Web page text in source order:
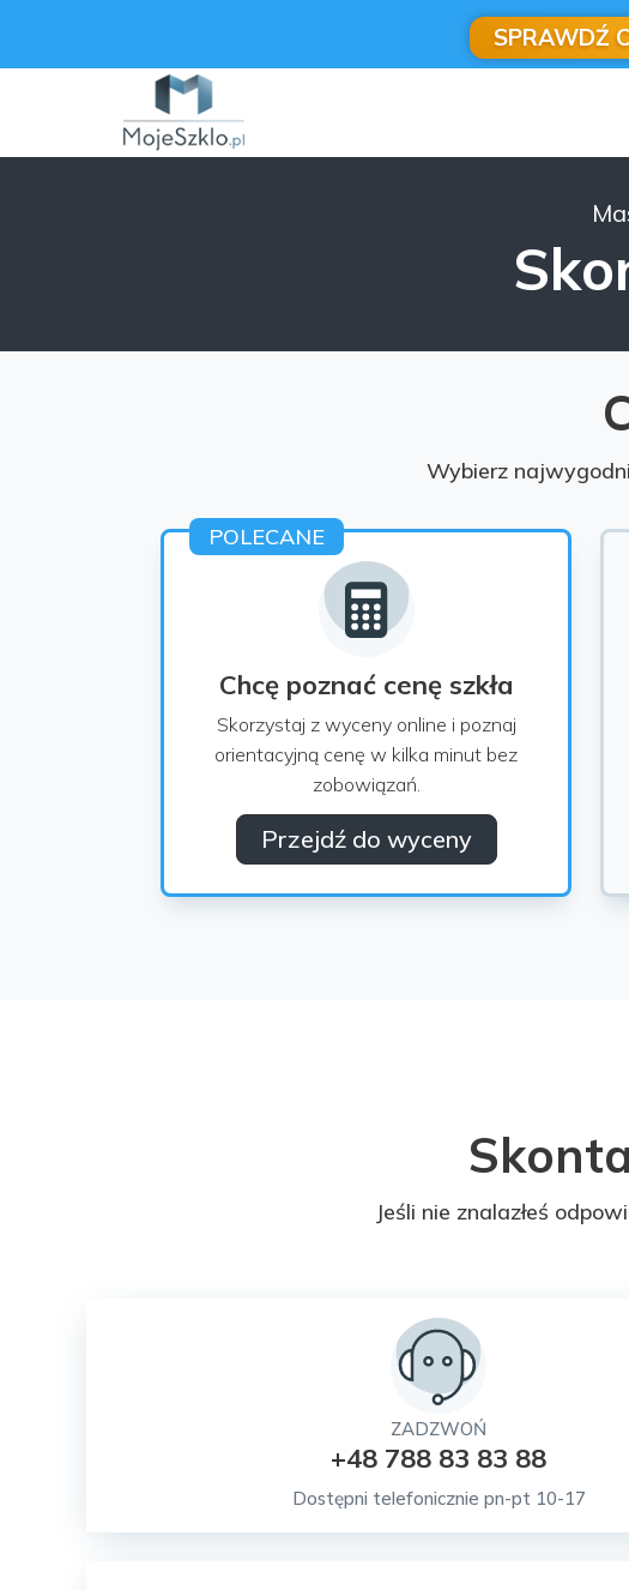
SPRAWDŹ
Wybierz
POLECANE
Chcę poznać cenę szkła
Skorzystaj z wyceny online i poznaj
orientacyjną cenę w kilka minut bez
zobowiązań.
Przejdź do wyceny
Jeśli nie znalazłeś
ZADZWOŃ
+48 788 83 83 88
Dostępni telefonicznie pn-pt 10-17